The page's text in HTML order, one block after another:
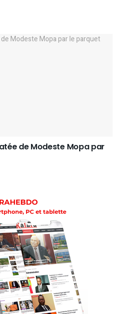
de Modeste Mopa par